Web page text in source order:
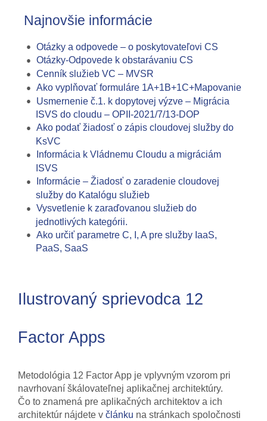
Najnovšie informácie
Otázky a odpovede – o poskytovateľovi CS
Otázky-Odpovede k obstarávaniu CS
Cenník služieb VC – MVSR
Ako vyplňovať formuláre 1A+1B+1C+Mapovanie
Usmernenie č.1. k dopytovej výzve – Migrácia
ISVS do cloudu – OPII-2021/7/13-DOP
Ako podať žiadosť o zápis cloudovej služby do
KsVC
Informácia k Vládnemu Cloudu a migráciám
ISVS
Informácie – Žiadosť o zaradenie cloudovej
služby do Katalógu služieb
Vysvetlenie k zaraďovanou služieb do
jednotlivých kategórii.
Ako určiť parametre C, I, A pre služby IaaS,
PaaS, SaaS
Ilustrovaný sprievodca 12
Factor Apps
Metodológia 12 Factor App je vplyvným vzorom pri
navrhovaní škálovateľnej aplikačnej architektúry.
Čo to znamená pre aplikačných architektov a ich
architektúr nájdete v článku na stránkach spoločnosti